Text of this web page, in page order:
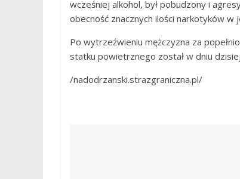
wcześniej alkohol, był pobudzony i
obecność znacznych ilości narkotyków w
Po wytrzeźwieniu mężczyzna za
statku powietrznego został w dniu
/nadodrzanski.strazgraniczna.pl/